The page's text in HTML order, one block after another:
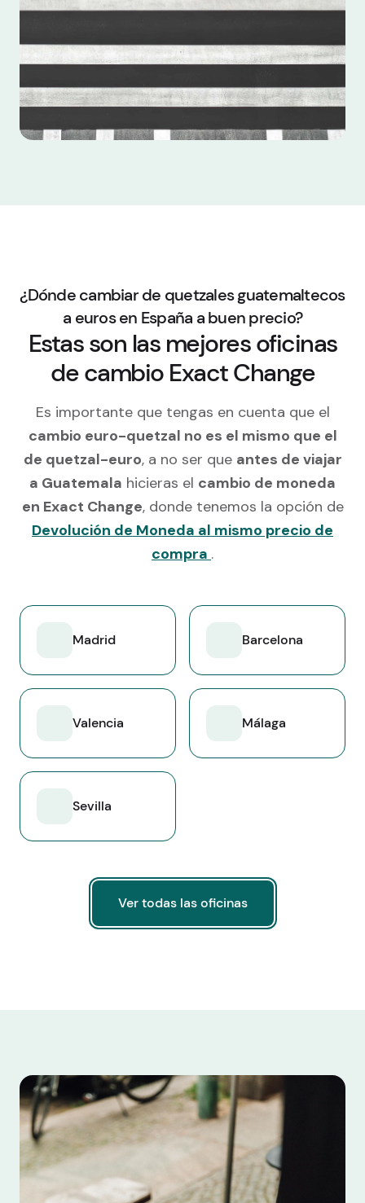
¿Dónde cambiar de quetzales guatemaltecos
a euros en España a buen precio?
Estas son las mejores oficinas
de cambio Exact Change
Es importante que tengas en cuenta que el
cambio euro-quetzal no es el mismo que el
de quetzal-euro, a no ser que antes de viajar
a Guatemala hicieras el cambio de moneda
en Exact Change, donde tenemos la opción de
Devolución de Moneda al mismo precio de
compra .
Madrid Barcelona
Valencia Málaga
Sevilla
Ver todas las oficinas
Ver todas las oficinas